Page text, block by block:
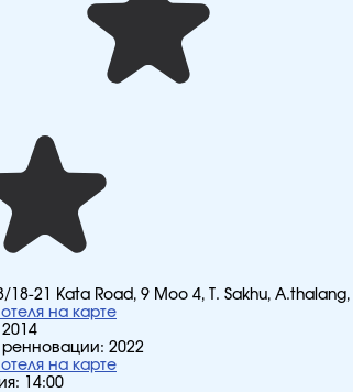
18-21 Kata Road, 9 Moo 4, T. Sakhu,
на карте
2014
ренновации: 2022
на карте
14:00